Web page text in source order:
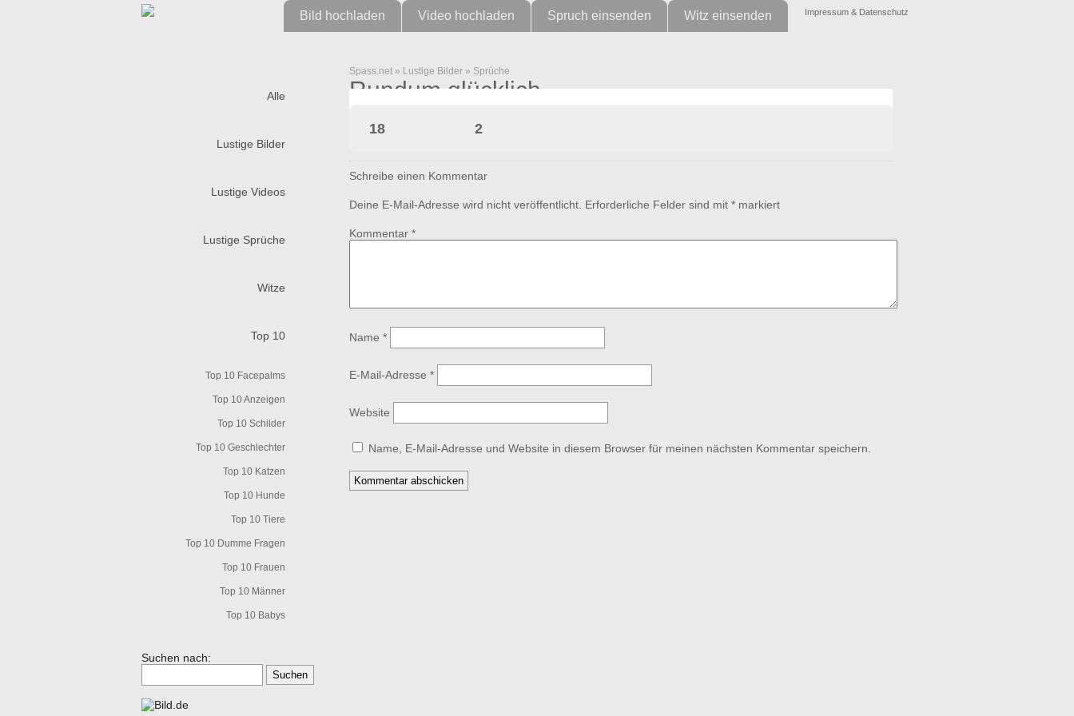
Impressum & Datenschutz
Bild hochladen Video hochladen Spruch einsenden Witz einsenden
Alle
Lustige Bilder
Lustige Videos
Lustige Sprüche
Witze
Top 10
Top 10 Facepalms
Top 10 Anzeigen
Top 10 Schilder
Top 10 Geschlechter
Top 10 Katzen
Top 10 Hunde
Top 10 Tiere
Top 10 Dumme Fragen
Top 10 Frauen
Top 10 Männer
Top 10 Babys
Suchen nach:
Spass.net » Lustige Bilder » Sprüche
Rundum glücklich
18 2
Schreibe einen Kommentar
Deine E-Mail-Adresse wird nicht veröffentlicht. Erforderliche Felder sind mit * markiert
Kommentar *
Name *
E-Mail-Adresse *
Website
Name, E-Mail-Adresse und Website in diesem Browser für meinen nächsten Kommentar speichern.